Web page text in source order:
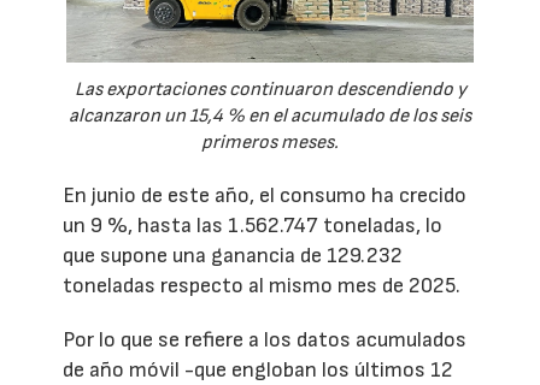
Las exportaciones continuaron descendiendo y
alcanzaron un 15,4 % en el acumulado de los seis
primeros meses.
En junio de este año, el consumo ha crecido
un 9 %, hasta las 1.562.747 toneladas, lo
que supone una ganancia de 129.232
toneladas respecto al mismo mes de 2025.
Por lo que se refiere a los datos acumulados
de año móvil -que engloban los últimos 12